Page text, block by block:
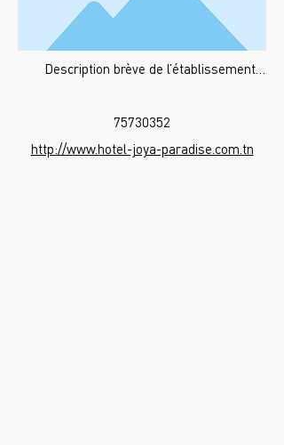
Description brève de l’établissement…
75730352
http://www.hotel-joya-paradise.com.tn